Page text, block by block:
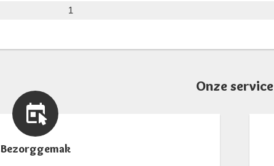
1
Onze service
Bezorggemak